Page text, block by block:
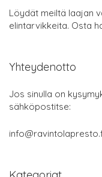
Löydät meiltä laajan
elintarvikkeita. Osta
Yhteydenotto
Jos sinulla on
sähköpostitse: